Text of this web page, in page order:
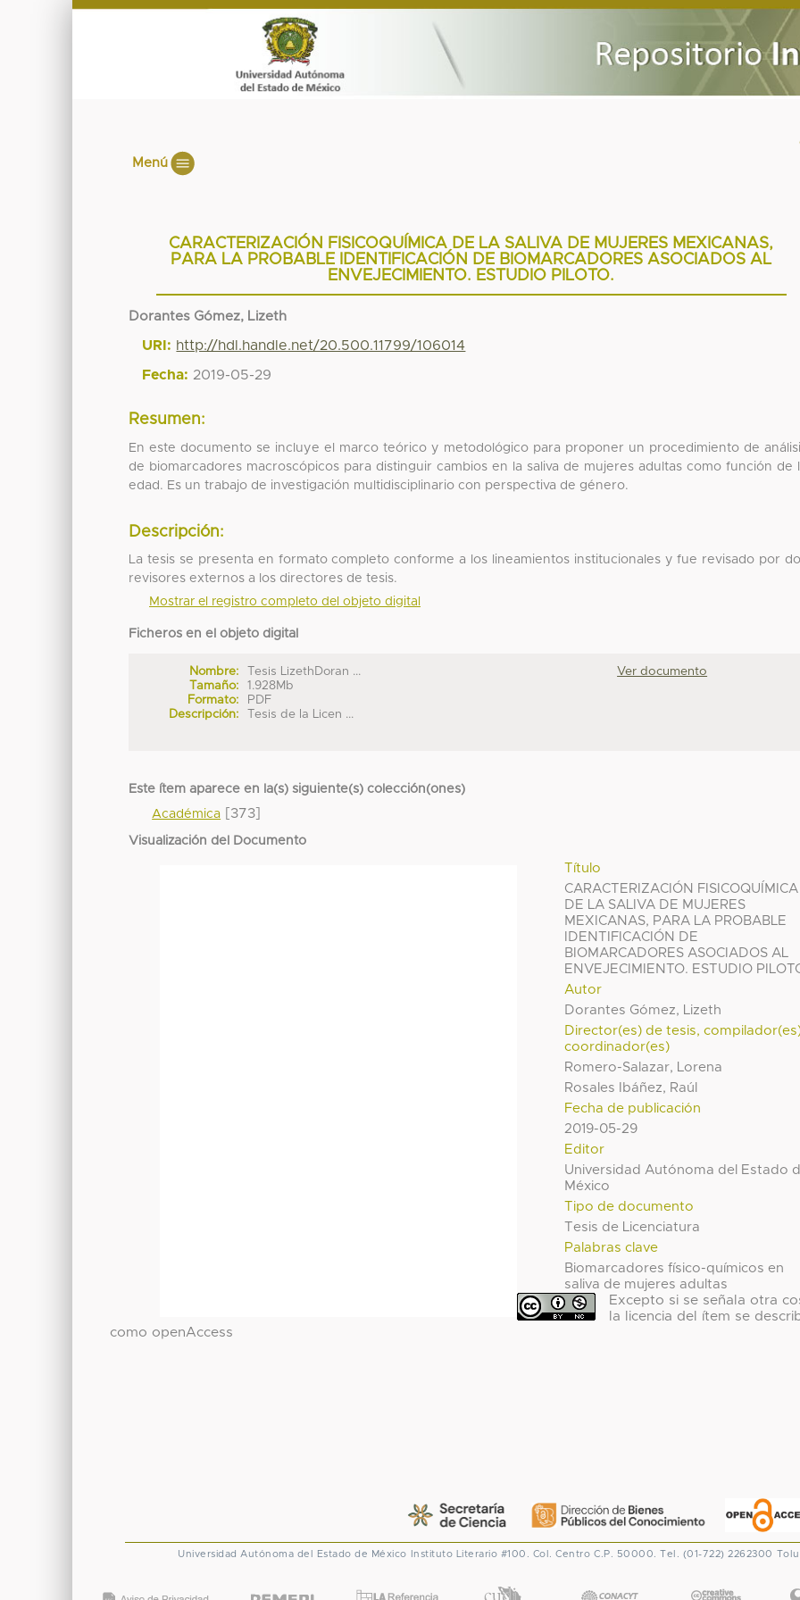
Menú
CARACTERIZACIÓN FISICOQUÍMICA DE LA SALIVA DE MUJERES MEXICANAS,
PARA LA PROBABLE IDENTIFICACIÓN DE BIOMARCADORES ASOCIADOS AL
ENVEJECIMIENTO. ESTUDIO PILOTO.
Dorantes Gómez, Lizeth
URI: http://hdl.handle.net/20.500.11799/106014
Fecha: 2019-05-29
Resumen:
En este documento se incluye el marco teórico y metodológico para proponer un procedimiento de
de biomarcadores macroscópicos para distinguir cambios en la saliva de mujeres adultas como función de
edad. Es un trabajo de investigación multidisciplinario con perspectiva de género.
Descripción:
La tesis se presenta en formato completo conforme a los lineamientos institucionales y fue revisado por
revisores externos a los directores de tesis.
Mostrar el registro completo del objeto digital
Ficheros en el objeto digital
Nombre:
Tesis LizethDoran ...
Tamaño:
1.928Mb
Formato:
PDF
Descripción:
Tesis de la Licen ...
Ver documento
Este ítem aparece en la(s) siguiente(s) colección(ones)
Académica [373]
Visualización del Documento
Título
CARACTERIZACIÓN FISICOQUÍMICA
DE LA SALIVA DE MUJERES
MEXICANAS, PARA LA PROBABLE
IDENTIFICACIÓN DE
BIOMARCADORES ASOCIADOS AL
ENVEJECIMIENTO. ESTUDIO
Autor
Dorantes Gómez, Lizeth
Director(es) de tesis,
coordinador(es)
Romero-Salazar, Lorena
Rosales Ibáñez, Raúl
Fecha de publicación
2019-05-29
Editor
Universidad Autónoma del Estado
México
Tipo de documento
Tesis de Licenciatura
Palabras clave
Biomarcadores físico-químicos en
saliva de mujeres adultas
Excepto si se señala otra
la licencia del ítem se
como openAccess
Universidad Autónoma del Estado de México Instituto Literario #100. Col. Centro C.P. 50000. Tel. (01-722) 2262300